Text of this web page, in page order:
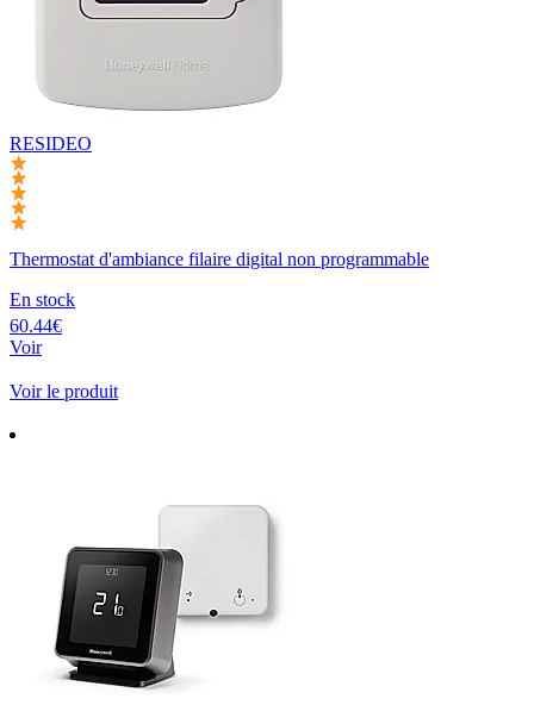
RESIDEO
Thermostat d'ambiance filaire digital non programmable
En stock
60.44€
Voir
Voir le produit